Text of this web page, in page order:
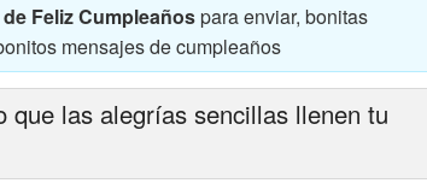
Feliz Cumpleañospara enviar, bonitas
mensajes de cumpleaños
que las alegrías sencillas llenen tu